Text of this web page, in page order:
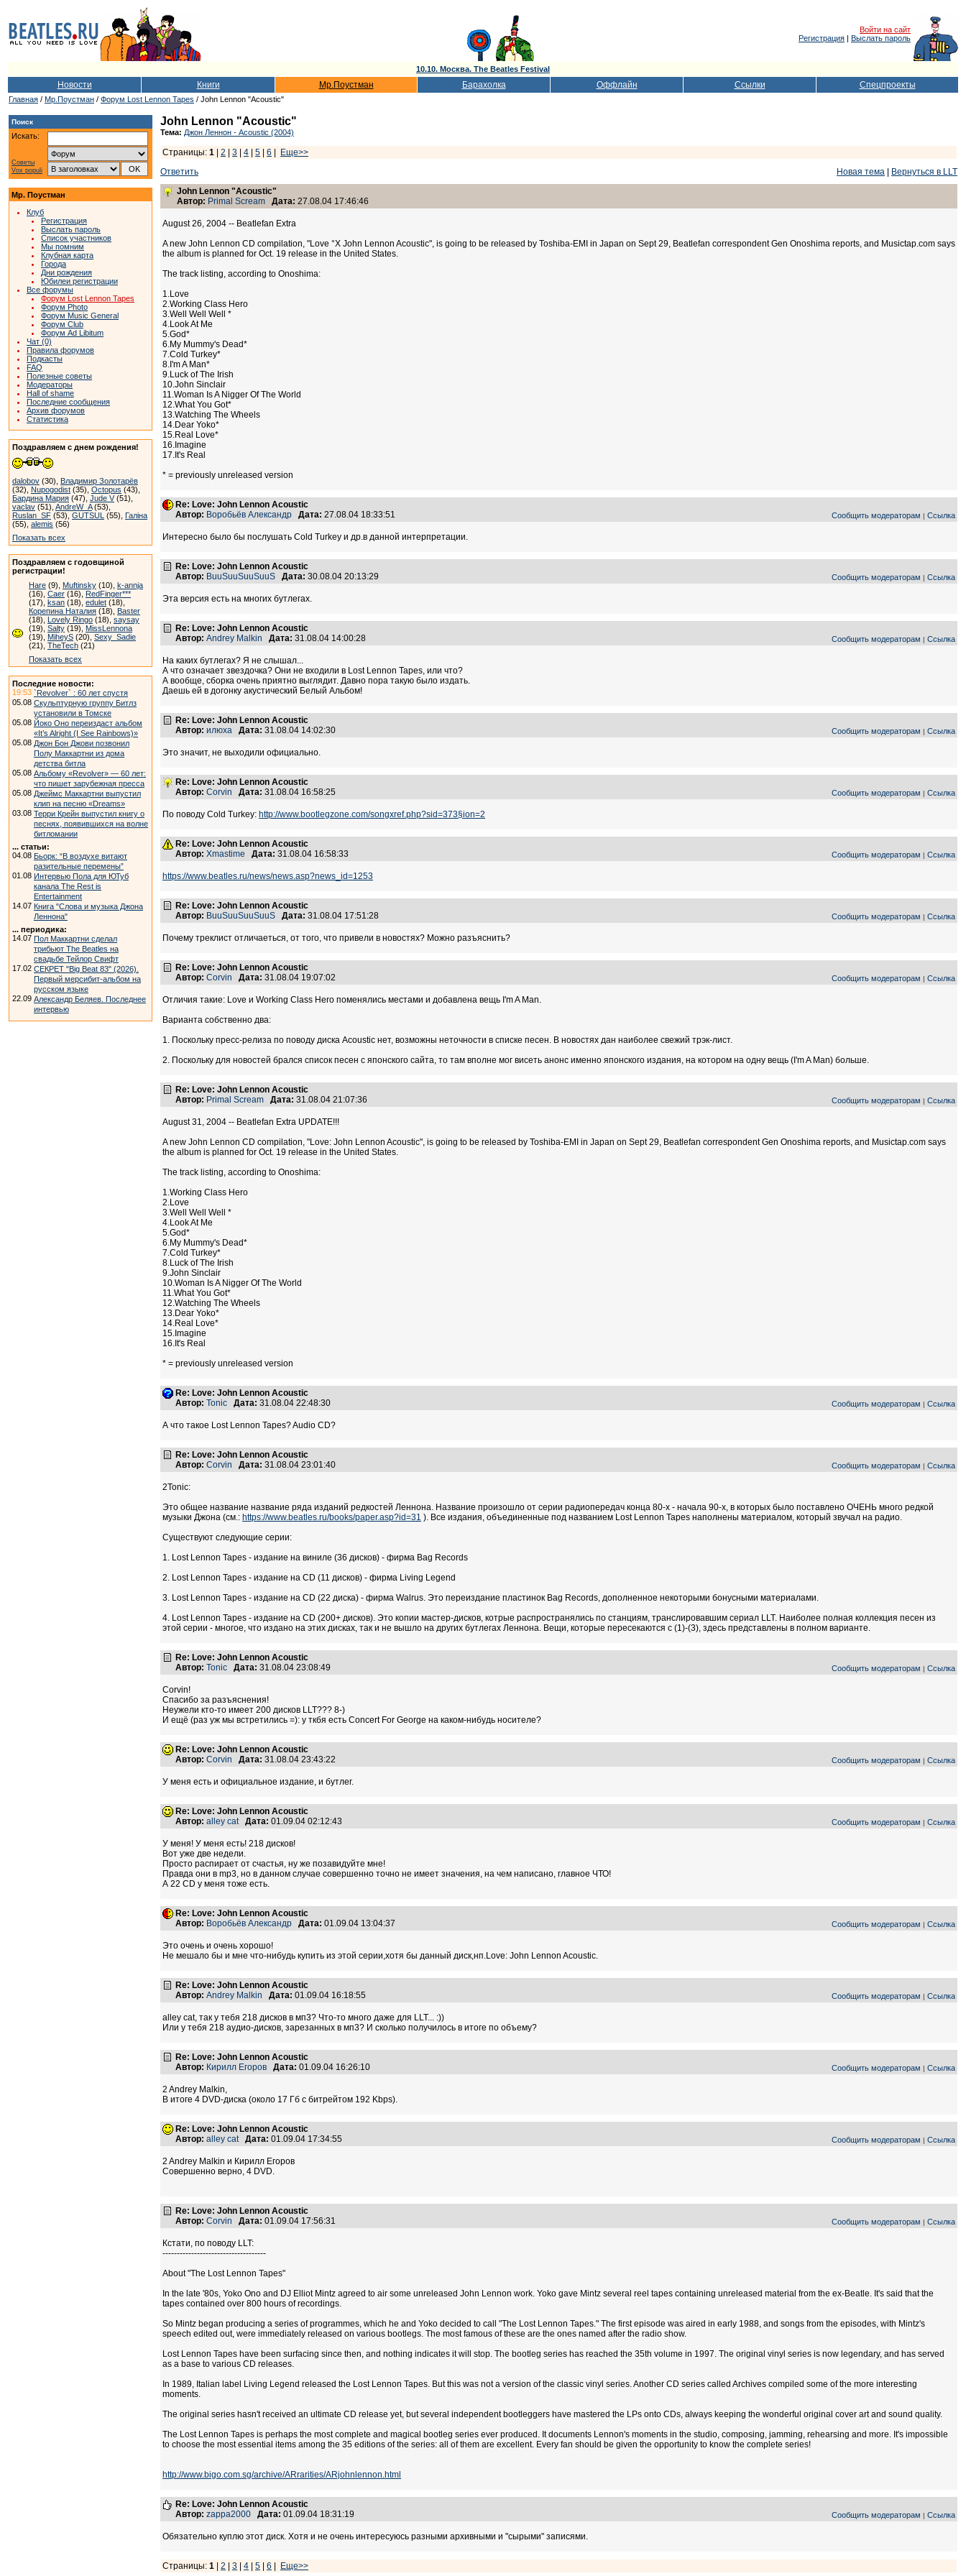
Войти на сайт
Регистрация | Выслать пароль
10.10. Москва. The Beatles Festival
Новости Книги Мр.Поустман Барахолка Оффлайн Ссылки Спецпроекты
Главная / Мр.Поустман / Форум Lost Lennon Tapes / John Lennon "Acoustic"
Поиск
Искать:
Советы
Vox populi
Мр. Поустман
Клуб
Регистрация
Выслать пароль
Список участников
Мы помним
Клубная карта
Города
Дни рождения
Юбилеи регистрации
Все форумы
Форум Lost Lennon Tapes
Форум Photo
Форум Music General
Форум Club
Форум Ad Libitum
Чат (0)
Правила форумов
Подкасты
FAQ
Полезные советы
Модераторы
Hall of shame
Последние сообщения
Архив форумов
Статистика
Поздравляем с днем рождения!
dalobov (30), Владимир Золотарёв
(32), Nupogodist (35), Octopus (43),
Бардина Мария (47), Jude V(51),
vaclav (51), AndreW_A(53),
Ruslan_SF (53), GUTSUL (55), Галіна
(55), alemis (56)
Показать всех
Поздравляем с годовщиной
регистрации!
Hare (9), Muftinsky (10), k-annja
(16), Caer (16), RedFinger***
(17), ksan (18), edulet (18),
Корепина Наталия (18), Baster
(18), Lovely Ringo (18), saysay
(19), Salty (19), MissLennona
(19), MiheyS (20), Sexy_Sadie
(21), TheTech (21)
Показать всех
Последние новости:
19:53 `Revolver` : 60 лет спустя
05.08 Скульптурную группу Битлз
установили в Томске
05.08 Йоко Оно переиздаст альбом
«It’s Alright (I See Rainbows)»
05.08 Джон Бон Джови позвонил
Полу Маккартни из дома
детства битла
05.08 Альбому «Revolver» — 60 лет:
что пишет зарубежная пресса
05.08 Джеймс Маккартни выпустил
клип на песню «Dreams»
03.08 Терри Крейн выпустил книгу о
песнях, появившихся на волне
битломании
... статьи:
04.08 Бьорк: “В воздухе витают
разительные перемены”
01.08 Интервью Пола для ЮТуб
канала The Rest is
Entertainment
14.07 Книга "Слова и музыка Джона
Леннона"
... периодика:
14.07 Пол Маккартни сделал
трибьют The Beatles на
свадьбе Тейлор Свифт
17.02 СЕКРЕТ "Big Beat 83" (2026).
Первый мерсибит-альбом на
русском языке
22.09 Александр Беляев. Последнее
интервью
John Lennon "Acoustic"
Тема: Джон Леннон - Acoustic (2004)
Страницы: 1 2 3 4 5 6
Еще>>
Ответить
Новая тема
Вернуться в LLT
John Lennon "Acoustic"
Автор: Primal Scream Дата: 27.08.04 17:46:46
August 26, 2004 -- Beatlefan Extra
A new John Lennon CD compilation, "Love °X John Lennon Acoustic", is going to be released by Toshiba-EMI in Japan on Sept 29, Beatlefan correspondent Gen Onoshima reports, and Musictap.com says
the album is planned for Oct. 19 release in the United States.
The track listing, according to Onoshima:
1.Love
2.Working Class Hero
3.Well Well Well *
4.Look At Me
5.God*
6.My Mummy's Dead*
7.Cold Turkey*
8.I'm A Man*
9.Luck of The Irish
10.John Sinclair
11.Woman Is A Nigger Of The World
12.What You Got*
13.Watching The Wheels
14.Dear Yoko*
15.Real Love*
16.Imagine
17.It's Real
* = previously unreleased version
Re: Love: John Lennon Acoustic
Автор: Воробьёв Александр Дата: 27.08.04 18:33:51 Сообщить модераторам | Ссылка
Интересно было бы послушать Cold Turkey и др.в данной интерпретации.
Re: Love: John Lennon Acoustic
Автор: BuuSuuSuuSuuS Дата: 30.08.04 20:13:29 Сообщить модераторам | Ссылка
Эта версия есть на многих бутлегах.
Re: Love: John Lennon Acoustic
Автор: Andrey Malkin Дата: 31.08.04 14:00:28 Сообщить модераторам | Ссылка
На каких бутлегах? Я не слышал...
А что означает звездочка? Они не входили в Lost Lennon Tapes, или что?
А вообще, сборка очень приятно выглядит. Давно пора такую было издать.
Даешь ей в догонку акустический Белый Альбом!
Re: Love: John Lennon Acoustic
Автор: илюха Дата: 31.08.04 14:02:30 Сообщить модераторам | Ссылка
Это значит, не выходили официально.
Re: Love: John Lennon Acoustic
Автор: Corvin Дата: 31.08.04 16:58:25 Сообщить модераторам | Ссылка
По поводу Cold Turkey: http://www.bootlegzone.com/songxref.php?sid=373§ion=2
Re: Love: John Lennon Acoustic
Автор: Xmastime Дата: 31.08.04 16:58:33 Сообщить модераторам | Ссылка
https://www.beatles.ru/news/news.asp?news_id=1253
Re: Love: John Lennon Acoustic
Автор: BuuSuuSuuSuuS Дата: 31.08.04 17:51:28 Сообщить модераторам | Ссылка
Почему треклист отличаеться, от того, что привели в новостях? Можно разъяснить?
Re: Love: John Lennon Acoustic
Автор: Corvin Дата: 31.08.04 19:07:02 Сообщить модераторам | Ссылка
Отличия такие: Love и Working Class Hero поменялись местами и добавлена вещь I'm A Man.
Варианта собственно два:
1. Поскольку пресс-релиза по поводу диска Acoustic нет, возможны неточности в списке песен. В новостях дан наиболее свежий трэк-лист.
2. Поскольку для новостей брался список песен с японского сайта, то там вполне мог висеть анонс именно японского издания, на котором на одну вещь (I'm A Man) больше.
Re: Love: John Lennon Acoustic
Автор: Primal Scream Дата: 31.08.04 21:07:36 Сообщить модераторам | Ссылка
August 31, 2004 -- Beatlefan Extra UPDATE!!!
A new John Lennon CD compilation, "Love: John Lennon Acoustic", is going to be released by Toshiba-EMI in Japan on Sept 29, Beatlefan correspondent Gen Onoshima reports, and Musictap.com says
the album is planned for Oct. 19 release in the United States.
The track listing, according to Onoshima:
1.Working Class Hero
2.Love
3.Well Well Well *
4.Look At Me
5.God*
6.My Mummy's Dead*
7.Cold Turkey*
8.Luck of The Irish
9.John Sinclair
10.Woman Is A Nigger Of The World
11.What You Got*
12.Watching The Wheels
13.Dear Yoko*
14.Real Love*
15.Imagine
16.It's Real
* = previously unreleased version
Re: Love: John Lennon Acoustic
Автор: Tonic Дата: 31.08.04 22:48:30 Сообщить модераторам | Ссылка
А что такое Lost Lennon Tapes? Audio CD?
Re: Love: John Lennon Acoustic
Автор: Corvin Дата: 31.08.04 23:01:40 Сообщить модераторам | Ссылка
2Tonic:
Это общее название название ряда изданий редкостей Леннона. Название произошло от серии радиопередач конца 80-х - начала 90-х, в которых было поставлено ОЧЕНЬ много редкой
музыки Джона (см.: https://www.beatles.ru/books/paper.asp?id=31 ). Все издания, объединенные под названием Lost Lennon Tapes наполнены материалом, который звучал на радио.
Существуют следующие серии:
1. Lost Lennon Tapes - издание на виниле (36 дисков) - фирма Bag Records
2. Lost Lennon Tapes - издание на CD (11 дисков) - фирма Living Legend
3. Lost Lennon Tapes - издание на CD (22 диска) - фирма Walrus. Это переиздание пластинок Bag Records, дополненное некоторыми бонусными материалами.
4. Lost Lennon Tapes - издание на CD (200+ дисков). Это копии мастер-дисков, котрые распространялись по станциям, транслировавшим сериал LLT. Наиболее полная коллекция песен из
этой серии - многое, что издано на этих дисках, так и не вышло на других бутлегах Леннона. Вещи, которые пересекаются с (1)-(3), здесь представлены в полном варианте.
Re: Love: John Lennon Acoustic
Автор: Tonic Дата: 31.08.04 23:08:49 Сообщить модераторам | Ссылка
Corvin!
Спасибо за разъяснения!
Неужели кто-то имеет 200 дисков LLT??? 8-)
И ещё (раз уж мы встретились =): у ткбя есть Concert For George на каком-нибудь носителе?
Re: Love: John Lennon Acoustic
Автор: Corvin Дата: 31.08.04 23:43:22 Сообщить модераторам | Ссылка
У меня есть и официальное издание, и бутлег.
Re: Love: John Lennon Acoustic
Автор: alley cat Дата: 01.09.04 02:12:43 Сообщить модераторам | Ссылка
У меня! У меня есть! 218 дисков!
Вот уже две недели.
Просто распирает от счастья, ну же позавидуйте мне!
Правда они в mp3, но в данном случае совершенно точно не имеет значения, на чем написано, главное ЧТО!
А 22 CD у меня тоже есть.
Re: Love: John Lennon Acoustic
Автор: Воробьёв Александр Дата: 01.09.04 13:04:37 Сообщить модераторам | Ссылка
Это очень и очень хорошо!
Не мешало бы и мне что-нибудь купить из этой серии,хотя бы данный диск,нп.Love: John Lennon Acoustic.
Re: Love: John Lennon Acoustic
Автор: Andrey Malkin Дата: 01.09.04 16:18:55 Сообщить модераторам | Ссылка
alley cat, так у тебя 218 дисков в мп3? Что-то много даже для LLT... :))
Или у тебя 218 аудио-дисков, зарезанных в мп3? И сколько получилось в итоге по объему?
Re: Love: John Lennon Acoustic
Автор: Кирилл Егоров Дата: 01.09.04 16:26:10 Сообщить модераторам | Ссылка
2 Andrey Malkin,
В итоге 4 DVD-диска (около 17 Гб с битрейтом 192 Kbps).
Re: Love: John Lennon Acoustic
Автор: alley cat Дата: 01.09.04 17:34:55 Сообщить модераторам | Ссылка
2 Andrey Malkin и Кирилл Егоров
Совершенно верно, 4 DVD.
Re: Love: John Lennon Acoustic
Автор: Corvin Дата: 01.09.04 17:56:31 Сообщить модераторам | Ссылка
Кстати, по поводу LLT:
------------------------------------
About "The Lost Lennon Tapes"
In the late '80s, Yoko Ono and DJ Elliot Mintz agreed to air some unreleased John Lennon work. Yoko gave Mintz several reel tapes containing unreleased material from the ex-Beatle. It's said that the
tapes contained over 800 hours of recordings.
So Mintz began producing a series of programmes, which he and Yoko decided to call "The Lost Lennon Tapes." The first episode was aired in early 1988, and songs from the episodes, with Mintz's
speech edited out, were immediately released on various bootlegs. The most famous of these are the ones named after the radio show.
Lost Lennon Tapes have been surfacing since then, and nothing indicates it will stop. The bootleg series has reached the 35th volume in 1997. The original vinyl series is now legendary, and has served
as a base to various CD releases.
In 1989, Italian label Living Legend released the Lost Lennon Tapes. But this was not a version of the classic vinyl series. Another CD series called Archives compiled some of the more interesting
moments.
The original series hasn't received an ultimate CD release yet, but several independent bootleggers have mastered the LPs onto CDs, always keeping the wonderful original cover art and sound quality.
The Lost Lennon Tapes is perhaps the most complete and magical bootleg series ever produced. It documents Lennon's moments in the studio, composing, jamming, rehearsing and more. It's impossible
to choose the most essential items among the 35 editions of the series: all of them are excellent. Every fan should be given the opportunity to know the complete series!
http://www.bigo.com.sg/archive/ARrarities/ARjohnlennon.html
Re: Love: John Lennon Acoustic
Автор: zappa2000 Дата: 01.09.04 18:31:19 Сообщить модераторам | Ссылка
Обязательно куплю этот диск. Хотя и не очень интересуюсь разными архивными и "сырыми" записями.
Страницы: 1 2 3 4 5 6 Еще>>